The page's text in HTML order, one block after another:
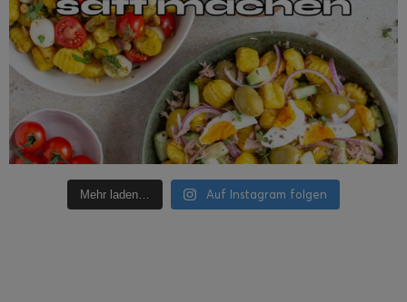
Mehr laden… Auf Instagram folgen